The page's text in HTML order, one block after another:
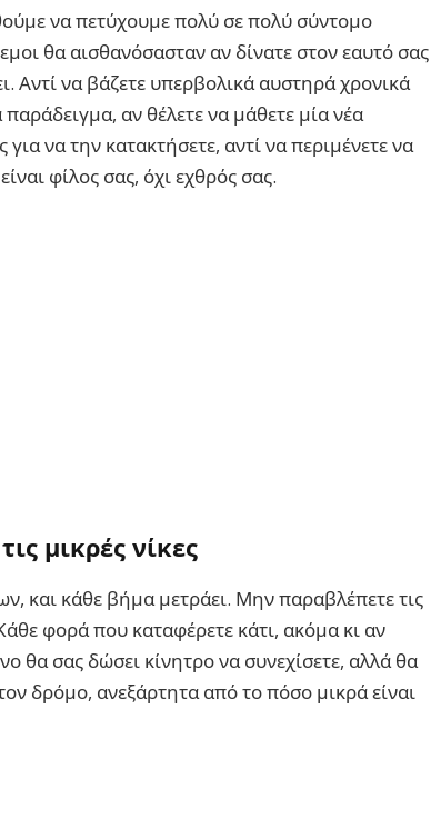
να πετύχουμε πολύ σε πολύ σύντομο
θα αισθανόσασταν αν δίνατε στον εαυτό σας
Αντί να βάζετε υπερβολικά αυστηρά χρονικά
παράδειγμα, αν θέλετε να μάθετε μία νέα
να την κατακτήσετε, αντί να περιμένετε να
φίλος σας, όχι εχθρός σας.
μικρές νίκες
και κάθε βήμα μετράει. Μην παραβλέπετε τις
φορά που καταφέρετε κάτι, ακόμα κι αν
θα σας δώσει κίνητρο να συνεχίσετε, αλλά θα
δρόμο, ανεξάρτητα από το πόσο μικρά είναι